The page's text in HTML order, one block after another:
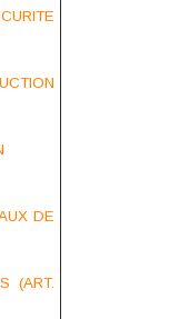
DE
(ART.